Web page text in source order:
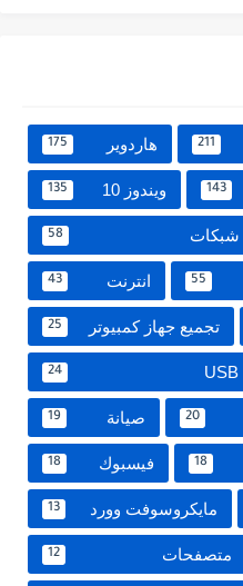
211 هاردوير 175
143 ويندوز 10 135
شبكات 58
55 انترنت 43
تجميع جهاز كمبيوتر 25
24
20 صيانة 19
18 فيسبوك 18
مايكروسوفت وورد 13
متصفحات 12